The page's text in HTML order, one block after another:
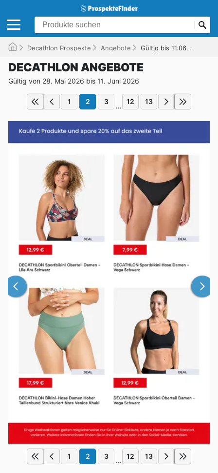
Decathlon Prospekte Angebote Gültig bis 11.06.2026
DECATHLON ANGEBOTE
Gültig von 28. Mai 2026 bis 11. Juni 2026
1 2 3 ... 12 13
1 2 3 ... 12 13